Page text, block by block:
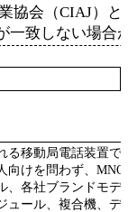
協会（CIAJ）
一致しない場合
る移動局電話装置で
向けを問わず、
、各社ブランドモデ
ュール、複合機、デ